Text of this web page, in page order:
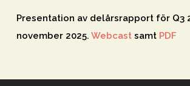
Presentation av delårsrapport för Q3
november 2025. Webcastsamt PDF